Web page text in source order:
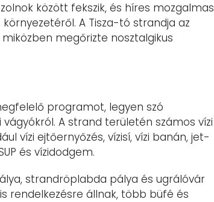
között fekszik, és híres mozgalmas
A Tisza-tó strandja az
megőrizte nosztalgikus
programot, legyen szó
A strand területén számos vízi
vízi ejtőernyőzés, vízisí, vízi banán, jet-
és vízidodgem.
strandröplabda pálya és ugrálóvár
rendelkezésre állnak, több büfé és